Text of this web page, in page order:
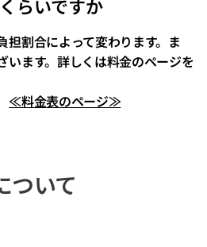
らいですか
割合によって変わります。ま
います。詳しくは料金のページを
≪料金表のページ≫
いて